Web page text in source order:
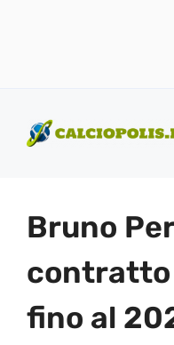
contenuto
Bruno
contratto
fino al